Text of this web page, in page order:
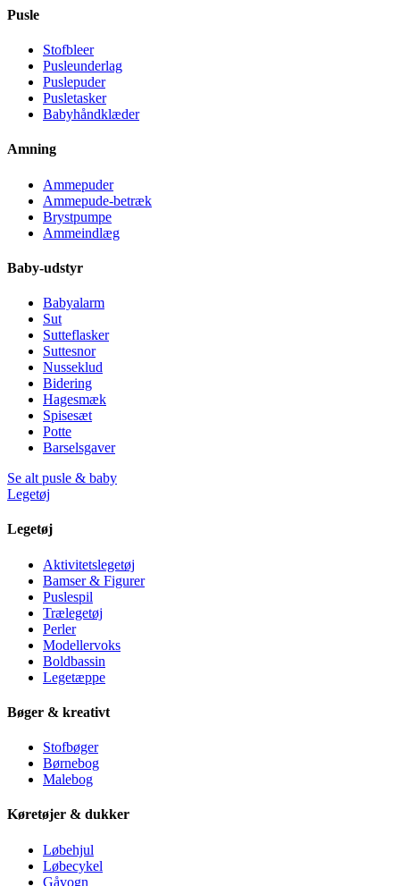
Pusle
Stofbleer
Pusleunderlag
Puslepuder
Pusletasker
Babyhåndklæder
Amning
Ammepuder
Ammepude-betræk
Brystpumpe
Ammeindlæg
Baby-udstyr
Babyalarm
Sut
Sutteflasker
Suttesnor
Nusseklud
Bidering
Hagesmæk
Spisesæt
Potte
Barselsgaver
Se alt pusle & baby
Legetøj
Legetøj
Aktivitetslegetøj
Bamser & Figurer
Puslespil
Trælegetøj
Perler
Modellervoks
Boldbassin
Legetæppe
Bøger & kreativt
Stofbøger
Børnebog
Malebog
Køretøjer & dukker
Løbehjul
Løbecykel
Gåvogn